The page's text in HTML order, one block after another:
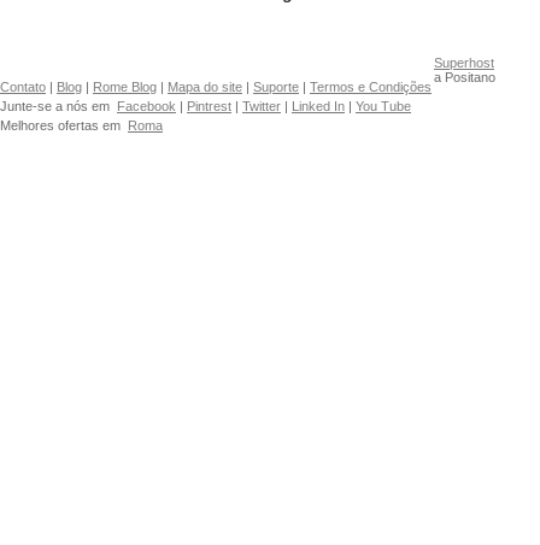
Contato | Blog | Rome Blog | Mapa do site | Suporte | Termos e Condições
Junte-se a nós em Facebook | Pintrest | Twitter | Linked In | You Tube
Melhores ofertas em Roma
Superhost
a Positano